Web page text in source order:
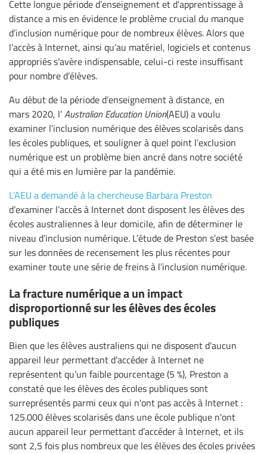
Cette longue période d’enseignement et d’apprentissage à
distance a mis en évidence le problème crucial du manque
d’inclusion numérique pour de nombreux élèves. Alors que
l’accès à Internet, ainsi qu’au matériel, logiciels et contenus
appropriés s’avère indispensable, celui-ci reste insuffisant
pour nombre d’élèves.
Au début de la période d’enseignement à distance, en
mars 2020, l’Australian Education Union(AEU) a voulu
examiner l’inclusion numérique des élèves scolarisés dans
les écoles publiques, et souligner à quel point l’exclusion
numérique est un problème bien ancré dans notre société
qui a été mis en lumière par la pandémie.
L’AEU a demandé à la chercheuse Barbara Preston
d’examiner l’accès à Internet dont disposent les élèves des
écoles australiennes à leur domicile, afin de déterminer le
niveau d’inclusion numérique. L’étude de Preston s’est basée
sur les données de recensement les plus récentes pour
examiner toute une série de freins à l’inclusion numérique.
La fracture numérique a un impact
disproportionné sur les élèves des écoles
publiques
Bien que les élèves australiens qui ne disposent d’aucun
appareil leur permettant d’accéder à Internet ne
représentent qu’un faible pourcentage (5 %), Preston a
constaté que les élèves des écoles publiques sont
surreprésentés parmi ceux qui n'ont pas accès à Internet :
125.000 élèves scolarisés dans une école publique n'ont
aucun appareil leur permettant d’accéder à Internet, et ils
sont 2,5 fois plus nombreux que les élèves des écoles privées